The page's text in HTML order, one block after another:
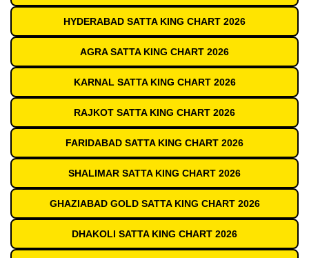
HYDERABAD SATTA KING CHART 2026
AGRA SATTA KING CHART 2026
KARNAL SATTA KING CHART 2026
RAJKOT SATTA KING CHART 2026
FARIDABAD SATTA KING CHART 2026
SHALIMAR SATTA KING CHART 2026
GHAZIABAD GOLD SATTA KING CHART 2026
DHAKOLI SATTA KING CHART 2026